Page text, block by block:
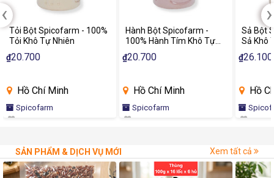
Tỏi Bột Spicofarm - 100%
Tỏi Khô Tự Nhiên
₫20.700
Hồ Chí Minh
Spicofarm
Hành Bột Spicofarm -
100% Hành Tím Khô Tự
Nhiên
₫20.700
Hồ Chí Minh
Spicofarm
Sả Bột
Sả Khô
₫26.100
Hồ
‹ ›
SẢN PHẨM & DỊCH VỤ MỚI Xem tất cả